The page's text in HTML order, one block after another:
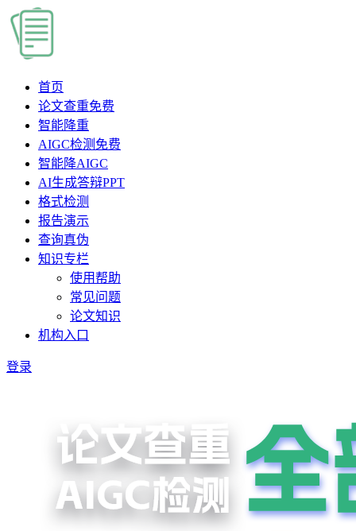
首页
论文查重免费
智能降重
AIGC检测 免费
智能降AIGC
AI生成答辩PPT
格式检测
报告演示
查询真伪
知识专栏
使用帮助
常见问题
论文知识
机构入口
登录